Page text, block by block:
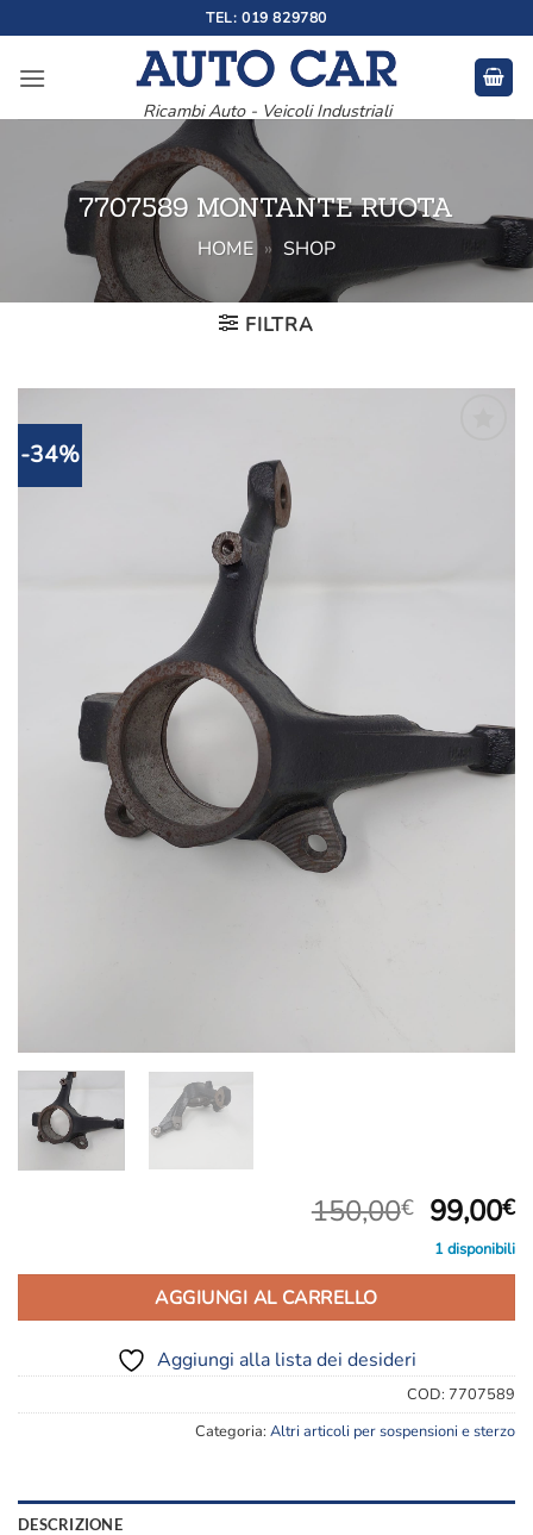
ai
contenuti
TEL: 019 829780
Ricambi Auto - Veicoli Industriali
7707589 MONTANTE RUOTA
HOME » SHOP
FILTRA
-34%
150,00€ Il
prezzo
99,00€Il
1 disponibili
AGGIUNGI AL CARRELLO
Aggiungi alla lista dei desideri
COD: 7707589
Categoria: Altri articoli per sospensioni e sterzo
DESCRIZIONE